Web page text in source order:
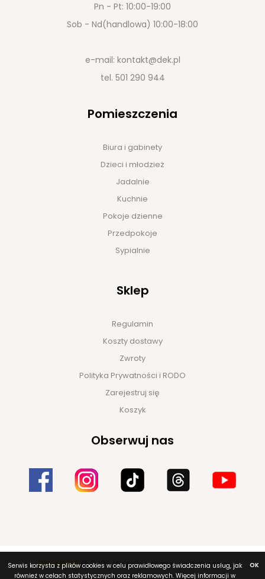
Serwis korzysta z plików cookies w celu prawidłowego świadczenia usług, jak
również w celach statystycznych oraz reklamowych. Więcej informacji w
OK
Pn - Pt: 10:00-19:00
Sob - Nd(handlowa) 10:00-18:00
e-mail: kontakt@dek.pl
tel. 501 290 944
Pomieszczenia
Biura i gabinety
Dzieci i młodzież
Jadalnie
Kuchnie
Pokoje dzienne
Przedpokoje
Sypialnie
Sklep
Regulamin
Koszty dostawy
Zwroty
Polityka Prywatności i RODO
Zarejestruj się
Koszyk
Obserwuj nas
DEK MEBLE© 2026 Wszelkie prawa zastrzeżone